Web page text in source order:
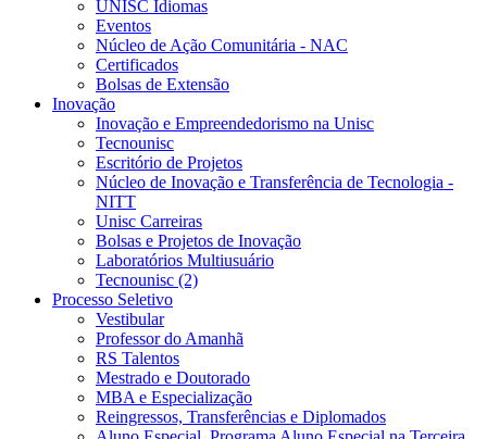
UNISC Idiomas
Eventos
Núcleo de Ação Comunitária - NAC
Certificados
Bolsas de Extensão
Inovação
Inovação e Empreendedorismo na Unisc
Tecnounisc
Escritório de Projetos
Núcleo de Inovação e Transferência de Tecnologia -
NITT
Unisc Carreiras
Bolsas e Projetos de Inovação
Laboratórios Multiusuário
Tecnounisc (2)
Processo Seletivo
Vestibular
Professor do Amanhã
RS Talentos
Mestrado e Doutorado
MBA e Especialização
Reingressos, Transferências e Diplomados